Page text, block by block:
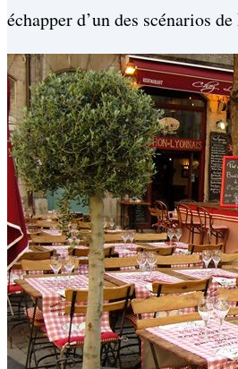
échapper d’un des scénarios